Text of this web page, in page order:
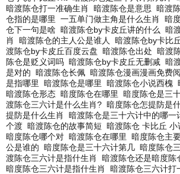
暗渡陈仓打一准确生肖
暗渡陈仓是意思 暗渡
仓指的是哪里
一五单门做主角是什么生肖 暗
仓下一句是啥 暗渡陈仓by卡皮丘讲的什么
暗
肖
暗渡陈仓的主人公是谁人 暗渡陈仓by卡比
渡陈仓by卡皮丘百度云盘 暗渡陈仓出处 暗渡
陈仓是贬义词吗 暗渡陈仓by卡皮丘无删减 暗
是对的 暗渡陈仓长佩 暗渡陈仓漫画漫画免费
是指哪里
暗渡陈仓是哪里 暗渡陈仓小说西槐
暗渡陈仓形态 暗度陈仓在哪里 暗度陈仓是三
渡陈仓三六计是什么生肖? 暗度陈仓怎提防是
提防是什么生肖
暗渡陈仓是三十六计中的哪一
个渡 暗渡陈仓的故事简短 暗渡陈仓 卡比丘 小
暗度陈仓哪个对 暗渡陈仓在哪里 暗度陈仓主
公是谁的 暗度陈仓是三十六计第几 暗度陈仓
渡陈仓三六计是指什生肖
暗渡陈仓还是暗度陈
暗度陈仓三六计是指什生肖
暗渡陈仓三六计打